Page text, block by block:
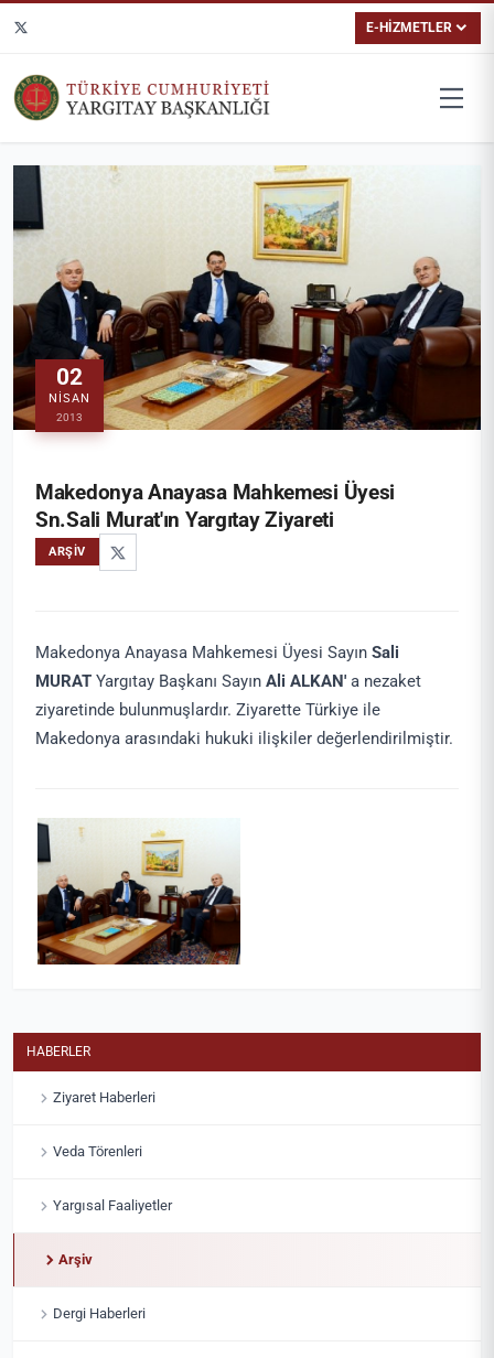
E-HİZMETLER
02
NISAN
2013
Makedonya Anayasa Mahkemesi Üyesi
Sn.Sali Murat'ın Yargıtay Ziyareti
ARŞIV
Makedonya Anayasa Mahkemesi Üyesi Sayın Sali
MURAT Yargıtay Başkanı Sayın Ali ALKAN' a nezaket
ziyaretinde bulunmuşlardır. Ziyarette Türkiye ile
Makedonya arasındaki hukuki ilişkiler değerlendirilmiştir.
HABERLER
Ziyaret Haberleri
Veda Törenleri
Yargısal Faaliyetler
Arşiv
Dergi Haberleri